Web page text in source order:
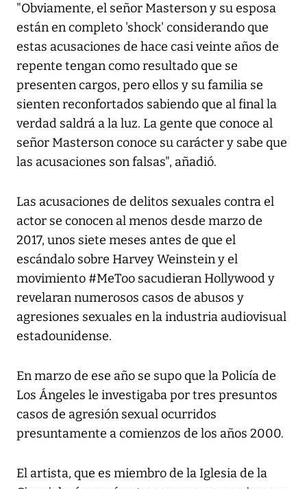
"Obviamente, el señor Masterson y su esposa
están en completo 'shock' considerando que
estas acusaciones de hace casi veinte años de
repente tengan como resultado que se
presenten cargos, pero ellos y su familia se
sienten reconfortados sabiendo que al final la
verdad saldrá a la luz. La gente que conoce al
señor Masterson conoce su carácter y sabe que
las acusaciones son falsas", añadió.
Las acusaciones de delitos sexuales contra el
actor se conocen al menos desde marzo de
2017, unos siete meses antes de que el
escándalo sobre Harvey Weinstein y el
movimiento #MeToo sacudieran Hollywood y
revelaran numerosos casos de abusos y
agresiones sexuales en la industria audiovisual
estadounidense.
En marzo de ese año se supo que la Policía de
Los Ángeles le investigaba por tres presuntos
casos de agresión sexual ocurridos
presuntamente a comienzos de los años 2000.
El artista, que es miembro de la Iglesia de la